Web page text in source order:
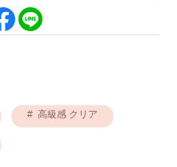
高級感 クリア